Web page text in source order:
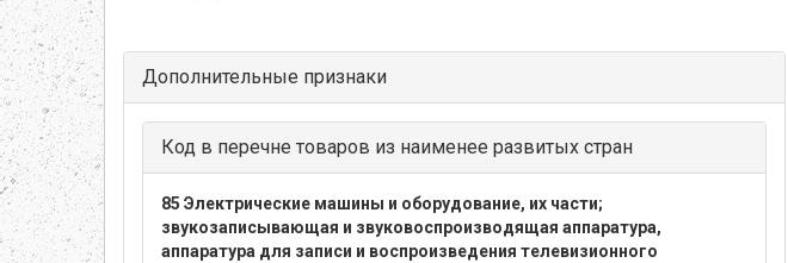
Дополнительные признаки
Код в перечне товаров из наименее развитых стран
85 Электрические машины и оборудование, их части;
звукозаписывающая и звуковоспроизводящая аппаратура,
аппаратура для записи и воспроизведения телевизионного